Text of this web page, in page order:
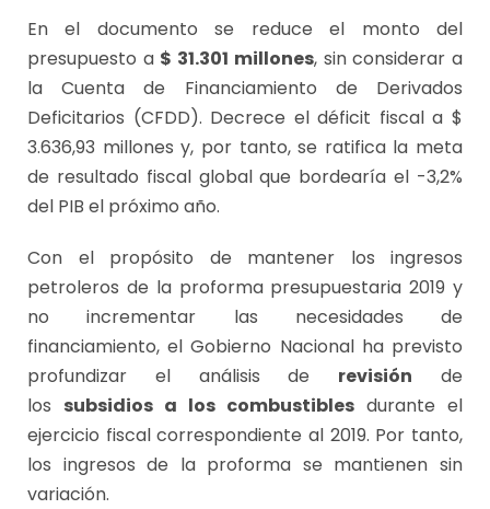
En el documento se reduce el monto del
presupuesto a $ 31.301 millones, sin considerar a
la Cuenta de Financiamiento de Derivados
Deficitarios (CFDD). Decrece el déficit fiscal a $
3.636,93 millones y, por tanto, se ratifica la meta
de resultado fiscal global que bordearía el -3,2%
del PIB el próximo año.
Con el propósito de mantener los ingresos
petroleros de la proforma presupuestaria 2019 y
no incrementar las necesidades de
financiamiento, el Gobierno Nacional ha previsto
profundizar el análisis de revisión de
los subsidios a los combustibles durante el
ejercicio fiscal correspondiente al 2019. Por tanto,
los ingresos de la proforma se mantienen sin
variación.